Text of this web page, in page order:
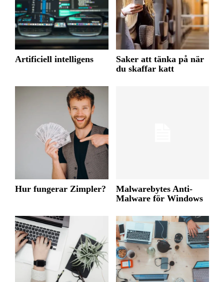
Artificiell intelligens
Saker att tänka på när
du skaffar katt
Hur fungerar Zimpler?
Malwarebytes Anti-
Malware för Windows